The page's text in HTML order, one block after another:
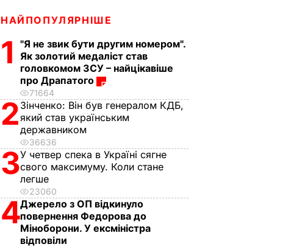
НАЙПОПУЛЯРНІШЕ
1
"Я не звик бути другим номером".
Як золотий медаліст став
головкомом ЗСУ – найцікавіше
про Драпатого
71664
2 Зінченко: Він був генералом КДБ,
який став українським
державником
36636
3У четвер спека в Україні сягне
свого максимуму. Коли стане
легше
23060
4Джерело з ОП відкинуло
повернення Федорова до
Міноборони. У ексміністра
відповіли